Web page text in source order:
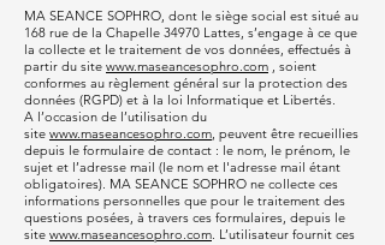
MA SEANCE SOPHRO, dont le siège social est situé au
168 rue de la Chapelle 34970 Lattes, s’engage à ce que
la collecte et le traitement de vos données, effectués à
partir du site www.maseancesophro.com , soient
conformes au règlement général sur la protection des
données (RGPD) et à la loi Informatique et Libertés.
A l’occasion de l’utilisation du
site www.maseancesophro.com, peuvent être recueillies
depuis le formulaire de contact : le nom, le prénom, le
sujet et l’adresse mail (le nom et l'adresse mail étant
obligatoires). MA SEANCE SOPHRO ne collecte ces
informations personnelles que pour le traitement des
questions posées, à travers ces formulaires, depuis le
site www.maseancesophro.com. L’utilisateur fournit ces